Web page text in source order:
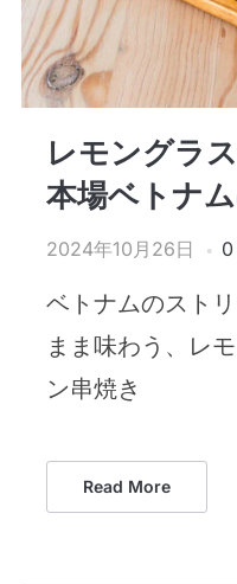
レモングラ
本場ベトナ
2024年10月26日
ベトナムのスト
まま味わう、レ
ン串焼き
Read More